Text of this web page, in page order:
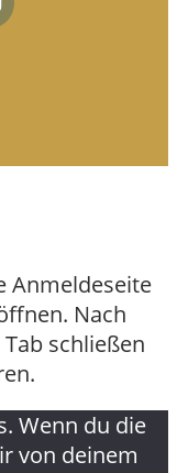
Anmeldeseite
Nach
schließen
Wenn du die
von deinem